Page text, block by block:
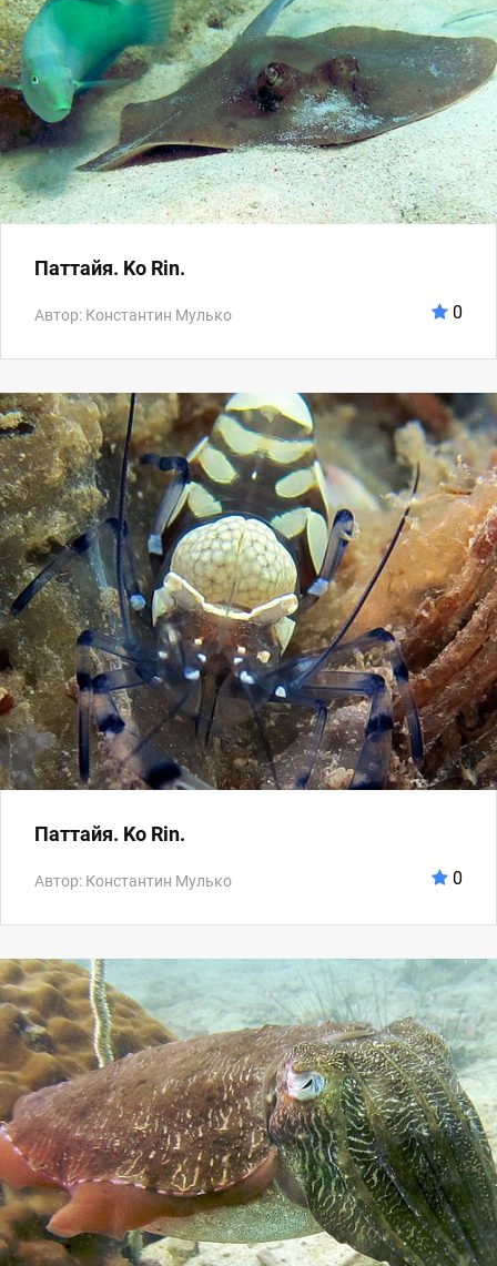
Паттайя. Ko Rin.
Автор: Константин Мулько 0
Паттайя. Ko Rin.
Автор: Константин Мулько 0